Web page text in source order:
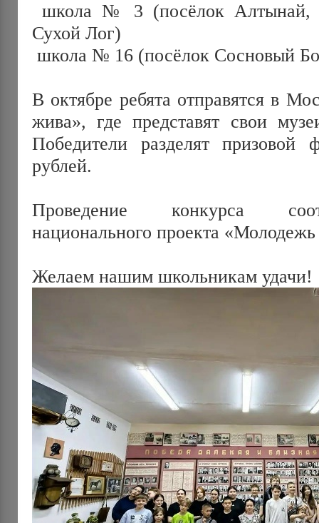
Сухой Лог)
школа № 16 (посёлок Сосновый
В октябре ребята отправятся в
жива», где представят свои
Победители разделят
рублей.
Проведение конкурса
национального проекта
Желаем нашим школьникам удачи!